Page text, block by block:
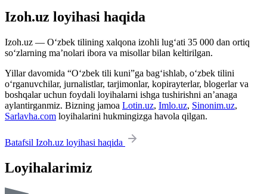
Izoh.uz loyihasi haqida
Izoh.uz — O‘zbek tilining xalqona izohli lug‘ati 35 000 dan ortiq
so‘zlarning ma’nolari ibora va misollar bilan keltirilgan.
Yillar davomida “O‘zbek tili kuni”ga bag‘ishlab, o‘zbek tilini
o‘rganuvchilar, jurnalistlar, tarjimonlar, kopirayterlar, blogerlar va
boshqalar uchun foydali loyihalarni ishga tushirishni an’anaga
aylantirganmiz. Bizning jamoa Lotin.uz, Imlo.uz, Sinonim.uz,
Sarlavha.com loyihalarini hukmingizga havola qilgan.
Batafsil Izoh.uz loyihasi haqida
Loyihalarimiz